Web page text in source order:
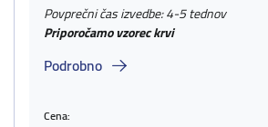
Povprečni čas izvedbe: 4-5 tednov
Priporočamo vzorec krvi
Podrobno
Cena: